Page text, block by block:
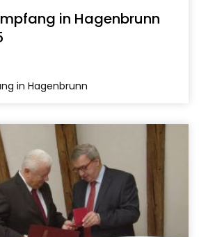
in Hagenbrunn
in Hagenbrunn